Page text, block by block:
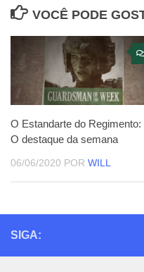
VOCÊ PODE
O Estandarte do Regimento:
O destaque da semana
06/06/2020 POR WILL
SIGA: